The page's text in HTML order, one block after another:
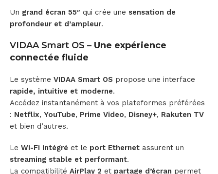
Un grand écran 55″ qui crée une sensation de
profondeur et d’ampleur.
VIDAA Smart OS – Une expérience
connectée fluide
Le système VIDAA Smart OS propose une interface
rapide, intuitive et moderne.
Accédez instantanément à vos plateformes préférées
: Netflix, YouTube, Prime Video, Disney+, Rakuten TV
et bien d’autres.
Le Wi-Fi intégré et le port Ethernet assurent un
streaming stable et performant.
La compatibilité AirPlay 2 et partage d’écran permet